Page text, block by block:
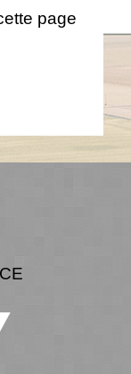
page